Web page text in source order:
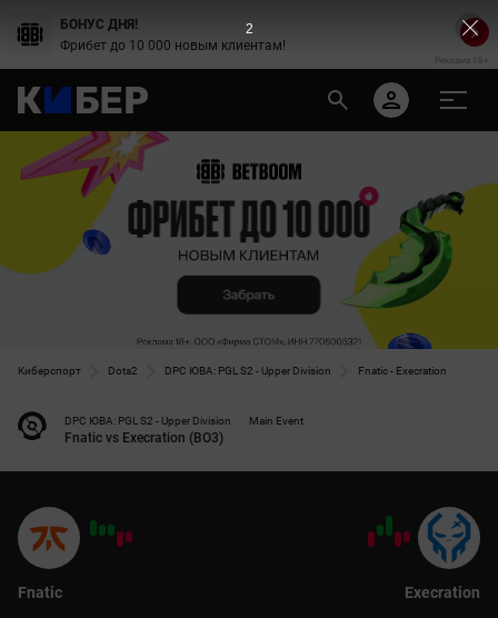
БОНУС ДНЯ!
Фрибет до 10 000 новым клиентам!
Реклама 18+
Киберспорт Dota2 DPC ЮВА: PGL S2 - Upper Division Fnatic - Execration
DPC ЮВА: PGL S2 - Upper Division Main Event
Fnatic vs Execration (BO3)
Fnatic Execration
2